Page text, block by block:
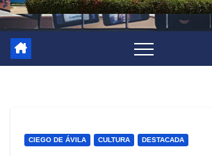
CIEGO DE ÁVILA CULTURA DESTACADA